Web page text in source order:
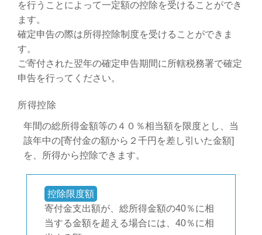
を行うことによって一定額の控除を受けることができ
ます。
確定申告の際は所得控除制度を受けることができま
す。
ご寄付された翌年の確定申告期間に所轄税務署で確定
申告を行ってください。
所得控除
年間の総所得金額等の４０％相当額を限度とし、当
該年中の[寄付金の額から２千円を差し引いた金額]
を、所得から控除できます。
控除限度額
寄付金支出額が、総所得金額の40％に相
当する金額を超える場合には、40％に相